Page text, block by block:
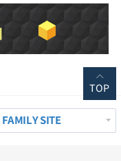
FAMILY SITE
TOP